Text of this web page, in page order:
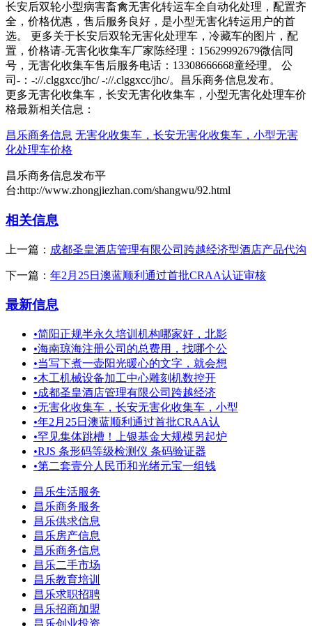
长安后双轮小型病害畜禽无害化转运车全自动化处理，配置齐
全，价格优惠，售后服务良好，是小型无害化转运用户的首
选。 更多关于长安后双轮无害化处理车，冷藏车的图片，配
置，价格请-无害化收集车厂家陈经理：15629992679微信同
号，无害化收集车售后服务电话：13308666668童经理。 公
司-：-://.clggxcc/jhc/ -://.clggxcc/jhc/。昌乐商务信息发布。
更多无害化收集车，长安无害化收集车，小型无害化处理车价
格最新相关信息：
昌乐商务信息 无害化收集车，长安无害化收集车，小型无害
化处理车价格
昌乐商务信息发布平
台:http://www.zhongjiezhan.com/shangwu/92.html
相关信息
上一篇： 成都圣皇酒店管理有限公司跨越经济型酒店产品代沟
下一篇： 年2月25日澳蓝顺利通过首批CRAA认证审核
最新信息
•简阳正规半永久培训机构哪家好，北影
•海南琼海注册公司的总费用，找哪个公
•当写下煮一壶阳光暖心的文字，就会想
•木工机械设备加工中心雕刻机数控开
•成都圣皇酒店管理有限公司跨越经济
•无害化收集车，长安无害化收集车，小型
•年2月25日澳蓝顺利通过首批CRAA认
•罕见集体跳槽！上银基金大规模另起炉
•RJS 条形码等级检测仪 条码验证器
•第二套壹分人民币和光绪元宝一组钱
昌乐生活服务
昌乐商务服务
昌乐供求信息
昌乐房产信息
昌乐商务信息
昌乐二手市场
昌乐教育培训
昌乐求职招聘
昌乐招商加盟
昌乐创业投资